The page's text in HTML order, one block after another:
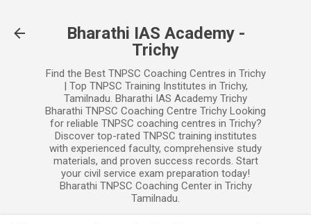
Bharathi IAS Academy -
Trichy
Find the Best TNPSC Coaching Centres in Trichy
| Top TNPSC Training Institutes in Trichy,
Tamilnadu. Bharathi IAS Academy Trichy
Bharathi TNPSC Coaching Centre Trichy Looking
for reliable TNPSC coaching centres in Trichy?
Discover top-rated TNPSC training institutes
with experienced faculty, comprehensive study
materials, and proven success records. Start
your civil service exam preparation today!
Bharathi TNPSC Coaching Center in Trichy
Tamilnadu.